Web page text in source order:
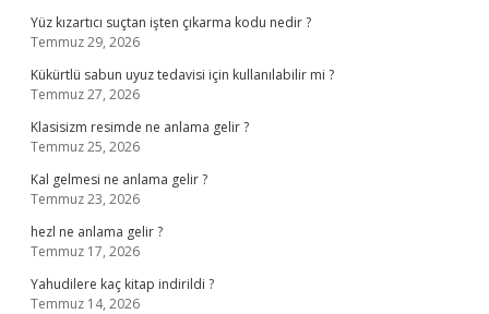
Yüz kızartıcı suçtan işten çıkarma kodu nedir ?
Temmuz 29, 2026
Kükürtlü sabun uyuz tedavisi için kullanılabilir mi ?
Temmuz 27, 2026
Klasisizm resimde ne anlama gelir ?
Temmuz 25, 2026
Kal gelmesi ne anlama gelir ?
Temmuz 23, 2026
hezl ne anlama gelir ?
Temmuz 17, 2026
Yahudilere kaç kitap indirildi ?
Temmuz 14, 2026